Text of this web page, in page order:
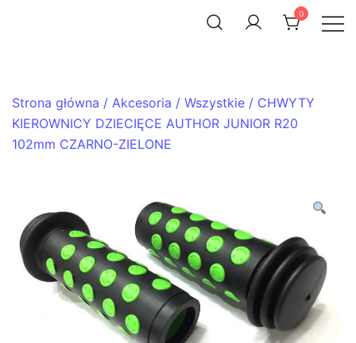
0
Strona główna / Akcesoria / Wszystkie / CHWYTY
KIEROWNICY DZIECIĘCE AUTHOR JUNIOR R20
102mm CZARNO-ZIELONE